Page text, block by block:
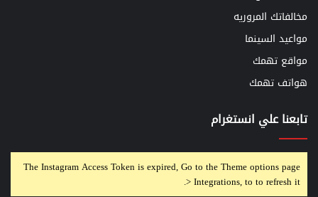
مخالفاتك المروريه
مواعيد السينما
مواقع تهمك
هواتف تهمك
تابعنا علي انستغرام
The Instagram Access Token is expired, Go to the Theme options page
> Integrations, to to refresh it.